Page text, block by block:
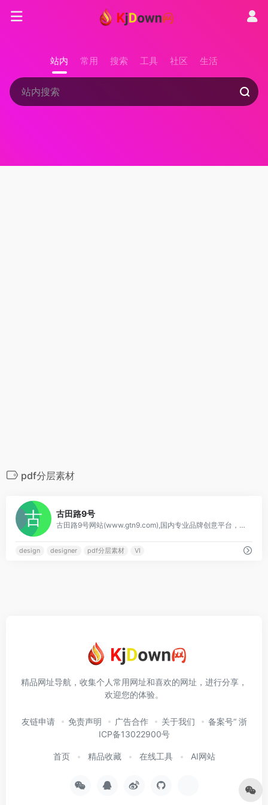
站内 常用 搜索 工具 社区 生活
pdf分层素材
古田路9号
古田路9号网站(www.gtn9.com),国内专业品牌创意平台，以品牌为核心，集创意作品分享、活动招聘发布、广告推广、正版字体素材下载等多元化的交流分享平台。会员交流涉及：艺术创作、广告创意、交互设计、时尚文化等诸多创意产业。
design designer pdf分层素材 VI
精品网址导航，收集个人常用网址和喜欢的网址，进行分享，
欢迎您的体验。
友链申请 免责声明 广告合作 关于我们
备案号“ 浙
ICP备13022900号
首页 精品收藏 在线工具 AI网站